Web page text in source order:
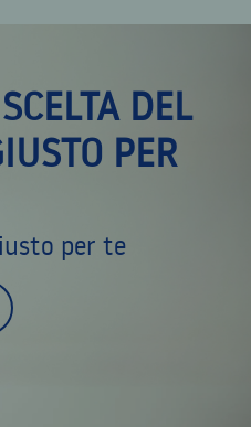
DEL
PER
per te